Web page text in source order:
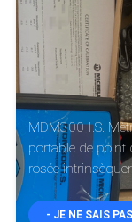
PROPOS
DE
NOUS
VISITE
DE
L'USINE
MDM300 I.S.
portable de point
rosée
sûr -100 à +20
ATEX IECEx 35
- JE NE SAIS